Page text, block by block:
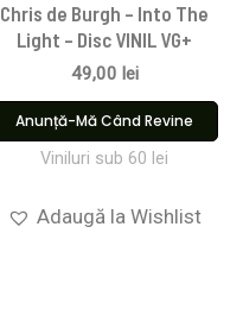
Chris de Burgh – Into The
Light – Disc VINIL VG+
49,00 lei
Anunță-Mă Când Revine
Viniluri sub 60 lei
Adaugă la Wishlist